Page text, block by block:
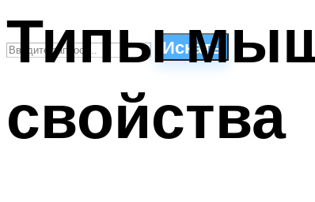
Искать
СТИЛИ ПЛАВАНЬЯ
ПЛАВАНЬЕ ДЛЯ ДЕТЕЙ
ПЛАВАНЬЕ ДЛЯ ПОХУДЕНИЯ
Типы
свойства